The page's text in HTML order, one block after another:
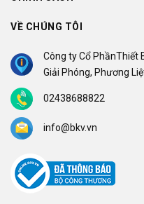
VỀ CHÚNG TÔI
Công ty Cổ PhầnThiết
Giải Phóng, Phương
02438688822
info@bkv.vn